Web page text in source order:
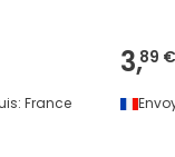
France
3,89 €